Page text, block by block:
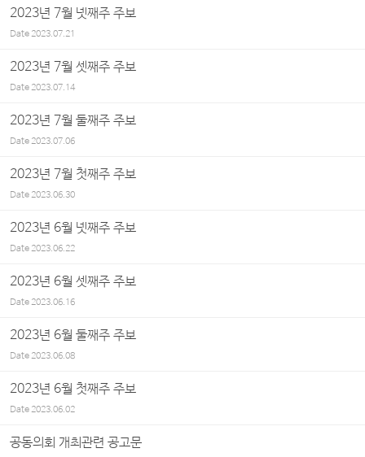
2023년 7월 넷째주 주보
Date2023.07.21
2023년 7월 셋째주 주보
Date2023.07.14
2023년 7월 둘째주 주보
Date2023.07.06
2023년 7월 첫째주 주보
Date2023.06.30
2023년 6월 넷째주 주보
Date2023.06.22
2023년 6월 셋째주 주보
Date2023.06.16
2023년 6월 둘째주 주보
Date2023.06.08
2023년 6월 첫째주 주보
Date2023.06.02
공동의회 개최관련 공고문